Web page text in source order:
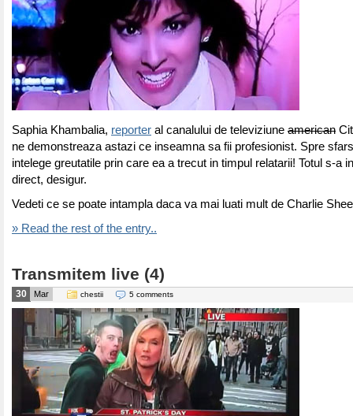
Saphia Khambalia, reporter al canalului de televiziune american
ne demonstreaza astazi ce inseamna sa fii profesionist. Spre
intelege greutatile prin care ea a trecut in timpul relatarii! Totul s-a
direct, desigur.
Vedeti ce se poate intampla daca va mai luati mult de Charlie
» Read the rest of the entry..
Transmitem live (4)
30 Mar chestii 5 comments